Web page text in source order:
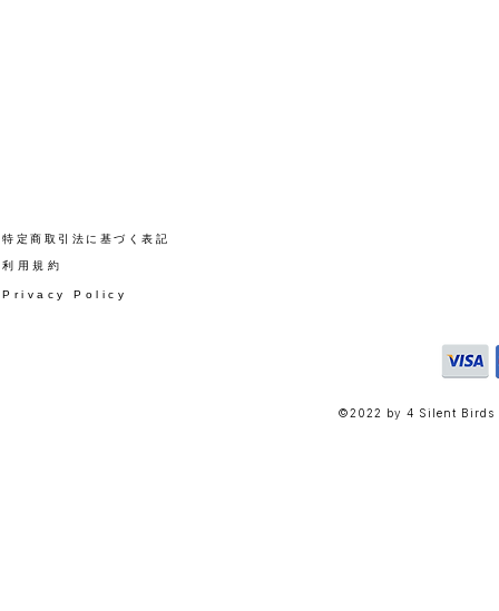
​特定商取引法に基づく表記
​利用規約
Privacy Policy
©2022 by 4 Silent Birds